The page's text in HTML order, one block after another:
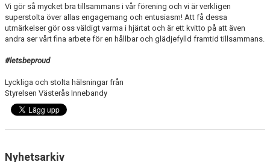
PLAY INNEBANDY
Vi gör så mycket bra tillsammans i vår förening och vi är verkligen
superstolta över allas engagemang och entusiasm! Att få dessa
utmärkelser gör oss väldigt varma i hjärtat och är ett kvitto på att även
andra ser vårt fina arbete för en hållbar och glädjefylld framtid tillsammans.
#letsbeproud
Lyckliga och stolta hälsningar från
Styrelsen Västerås Innebandy
Nyhetsarkiv